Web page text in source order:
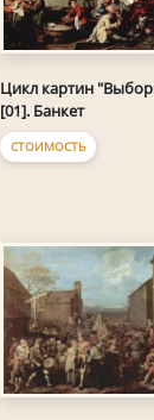
Цикл картин
[01]. Банкет
СТОИМОСТЬ